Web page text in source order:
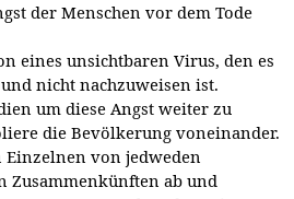
der Menschen vor dem Tode
eines unsichtbaren Virus, den es
nicht nachzuweisen ist.
um diese Angst weiter zu
die Bevölkerung voneinander.
Einzelnen von jedweden
Zusammenkünften ab und